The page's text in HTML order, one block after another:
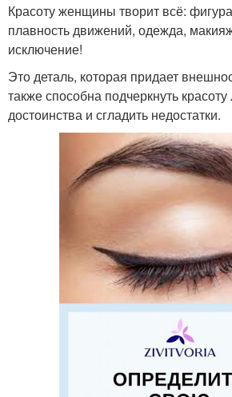
Красоту женщины творит всё:
плавность движений, одежда,
исключение!
Это деталь, которая придает
также способна подчеркнуть
достоинства и сгладить недостатки.